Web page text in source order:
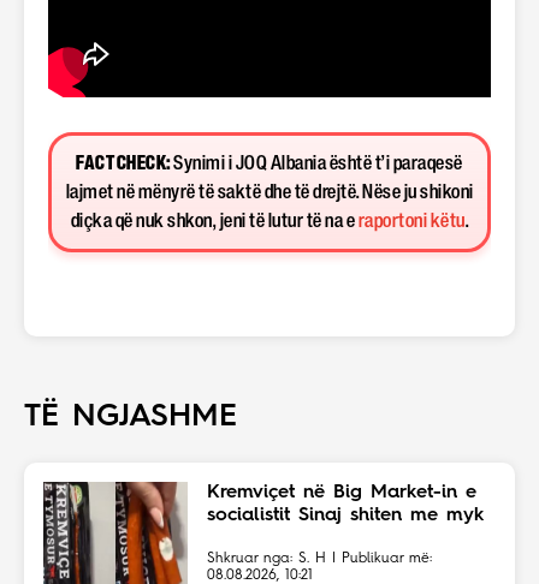
FACT CHECK:Synimi i JOQ Albania është t’i paraqesë
lajmet në mënyrë të saktë dhe të drejtë. Nëse ju shikoni
diçka që nuk shkon, jeni të lutur të na e raportoni këtu.
TË NGJASHME
Kremviçet në Big Market-in e
socialistit Sinaj shiten me myk
Shkruar nga: S. H | Publikuar më:
08.08.2026, 10:21